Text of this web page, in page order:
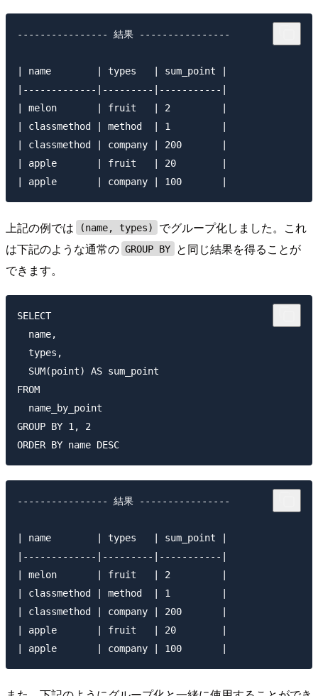
---------------- 結果 ----------------
| name        | types   | sum_point |
|-------------|---------|-----------|
| melon       | fruit   | 2         |
| classmethod | method  | 1         |
| classmethod | company | 200       |
| apple       | fruit   | 20        |
上記の例では (name, types)
でグループ化しました。これ
は下記のような通常の GROUP BY
と同じ結果を得ることが
できます。
SELECT
  name,
  types,
  SUM(point) AS sum_point
FROM
  name_by_point
GROUP BY 1, 2
---------------- 結果 ----------------
| name        | types   | sum_point |
|-------------|---------|-----------|
| melon       | fruit   | 2         |
| classmethod | method  | 1         |
| classmethod | company | 200       |
| apple       | fruit   | 20        |